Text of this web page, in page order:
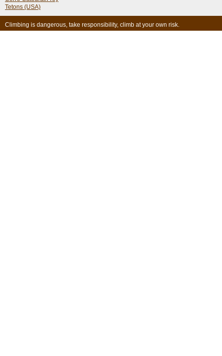
Tetons (USA)
Climbing is dangerous, take responsibility, climb at your own risk.